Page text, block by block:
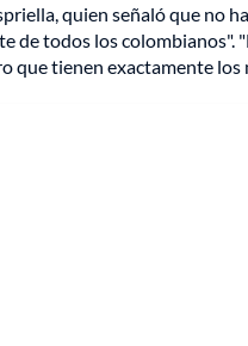
quien señaló que no
de todos los colombianos".
tienen exactamente los